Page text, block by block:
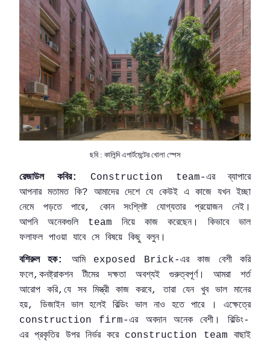
ছবি : কালিন্দি এপার্টমেন্টের খোলা স্পেস
রেজাউল কবির: Construction team-এর
ব্যাপারে
আপনার মতামত কি? আমাদের দেশে যে কেউই এ কাজে যখন ইচ্ছা
নেমে
পড়তে পারে, কোন সংশ্লিষ্ট যোগ্যতার প্রয়োজন
নেই।
আপনি
অনেকগুলিteam নিয়ে কাজ করেছেন। কিভাবে
ভাল
ফলাফল পাওয়া যাবে সে বিষয়ে কিছু বলুন।
বশিরুল হক: আমিexposed Brick-এর কাজ বেশী
করি
ফলে, কনষ্ট্রাকশন টীমের দক্ষতা অবশ্যই গুরুত্বপূর্ণ। আমরা
শর্ত
আরোপ
করি, যে সব মিস্ত্রী কাজ করবে,তারা যেন খুব ভাল
মানের
হয়, ডিজাইন ভাল হলেই বিল্ডিং ভাল নাও হতে পারে । এক্ষেত্রে
construction firm-এর অবদান অনেক বেশী। বিল্ডিং-
এর প্রকৃতির উপর নির্ভর করেconstruction teamবাছাই